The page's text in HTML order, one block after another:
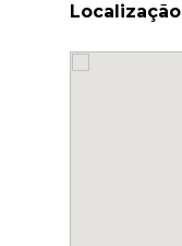
Localização